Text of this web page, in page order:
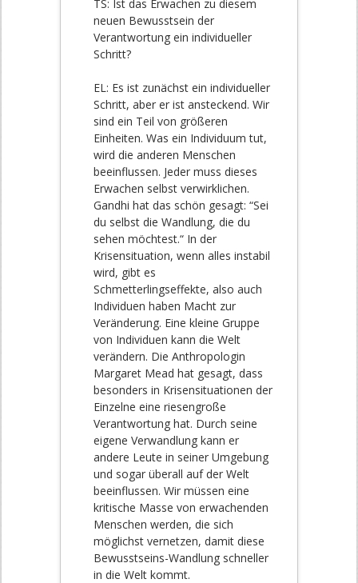
TS: Ist das Erwachen zu diesem
neuen Bewusstsein der
Verantwortung ein individueller
Schritt?
EL: Es ist zunächst ein individueller
Schritt, aber er ist ansteckend. Wir
sind ein Teil von größeren
Einheiten. Was ein Individuum tut,
wird die anderen Menschen
beeinflussen. Jeder muss dieses
Erwachen selbst verwirklichen.
Gandhi hat das schön gesagt: “Sei
du selbst die Wandlung, die du
sehen möchtest.“ In der
Krisensituation, wenn alles instabil
wird, gibt es
Schmetterlingseffekte, also auch
Individuen haben Macht zur
Veränderung. Eine kleine Gruppe
von Individuen kann die Welt
verändern. Die Anthropologin
Margaret Mead hat gesagt, dass
besonders in Krisensituationen der
Einzelne eine riesengroße
Verantwortung hat. Durch seine
eigene Verwandlung kann er
andere Leute in seiner Umgebung
und sogar überall auf der Welt
beeinflussen. Wir müssen eine
kritische Masse von erwachenden
Menschen werden, die sich
möglichst vernetzen, damit diese
Bewusstseins-Wandlung schneller
in die Welt kommt.